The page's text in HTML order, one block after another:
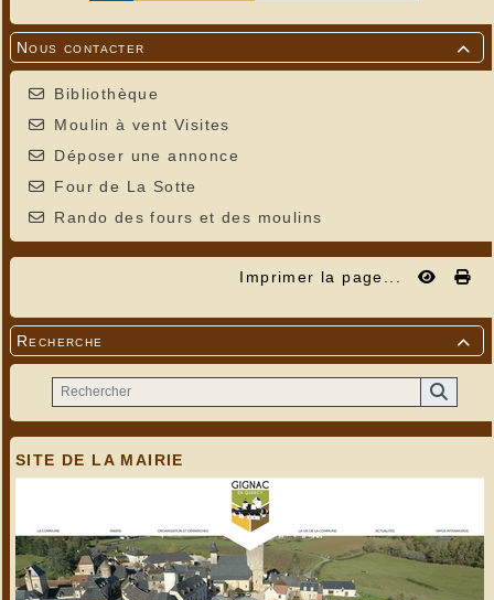

Nous contacter
Bibliothèque
Moulin à vent Visites
Déposer une annonce
Four de La Sotte
Rando des fours et des moulins
Imprimer la page...

Recherche
SITE DE LA MAIRIE